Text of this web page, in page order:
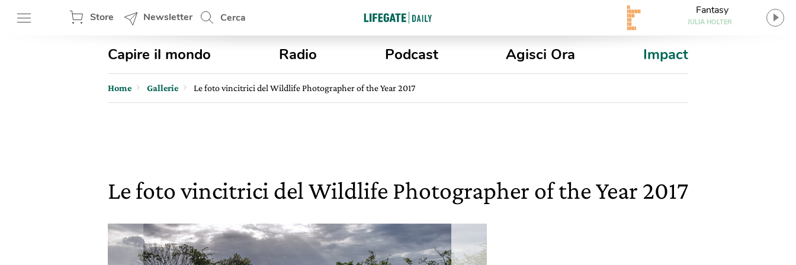
Store Newsletter Cerca
Fantasy
JULIA HOLTER
Capire il mondo Radio Podcast Agisci Ora Impact
Home Gallerie Le foto vincitrici del Wildlife Photographer of the Year 2017
Le foto vincitrici del Wildlife Photographer of the Year 2017